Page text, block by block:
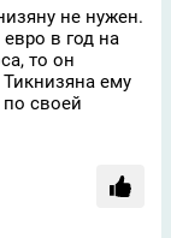
не нужен.
в год на
то он
ему
своей